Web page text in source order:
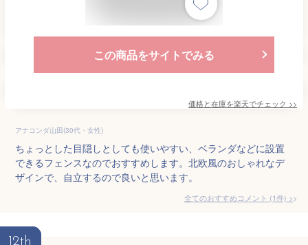
この商品をサイトでみる
価格と在庫を楽天でチェック >>
アナコンダ山田(30代・女性)
ちょっとした目隠しとしても使いやすい、ベランダなどに設置
できるフェンスなのでおすすめします。北欧風のおしゃれなデ
ザインで、自立するので良いと思います。
全てのおすすめコメント (1件) >
12th